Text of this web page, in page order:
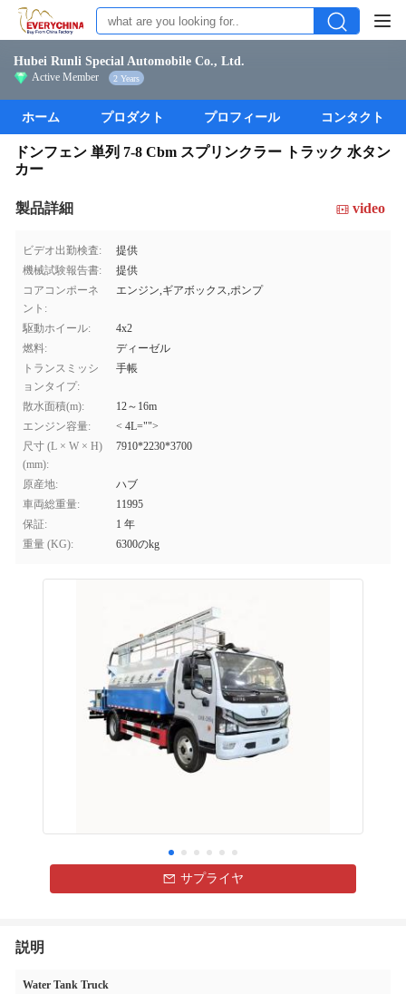
Hubei Runli Special Automobile Co., Ltd.
Active Member 2 Years
ホーム プロダクト プロフィール コンタクト
ドンフェン 単列 7-8 Cbm スプリンクラー トラック 水タン
カー
製品詳細 video
ビデオ出勤検査:
提供
機械試験報告書:
提供
コアコンポーネ
ント:
エンジン,ギアボックス,ポンプ
駆動ホイール:
4x2
燃料:
ディーゼル
トランスミッシ
ョンタイプ:
手帳
散水面積(m):
12～16m
エンジン容量:
< 4L="">
尺寸 (L × W × H)
(mm):
7910*2230*3700
原産地:
ハブ
車両総重量:
11995
保証:
1 年
重量 (KG):
6300のkg
サプライヤ
説明
Water Tank Truck